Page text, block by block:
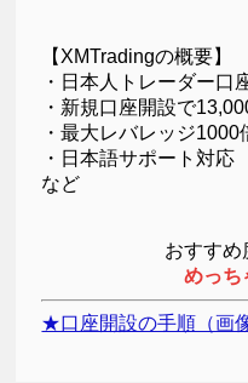
【XMTradingの概要】
・日本人トレーダー口
・新規口座開設で
・最大レバレッジ1000
・日本語サポート対応
など
おすす
めっち
★口座開設の手順（画